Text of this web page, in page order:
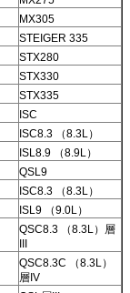
MX305
STEIGER 335
STX280
STX330
STX335
ISC
ISC8.3 （8.3L）
ISL8.9 （8.9L）
QSL9
ISC8.3 （8.3L）
ISL9 （9.0L）
QSC8.3 （8.3L）層
III
QSC8.3C （8.3L）
層IV